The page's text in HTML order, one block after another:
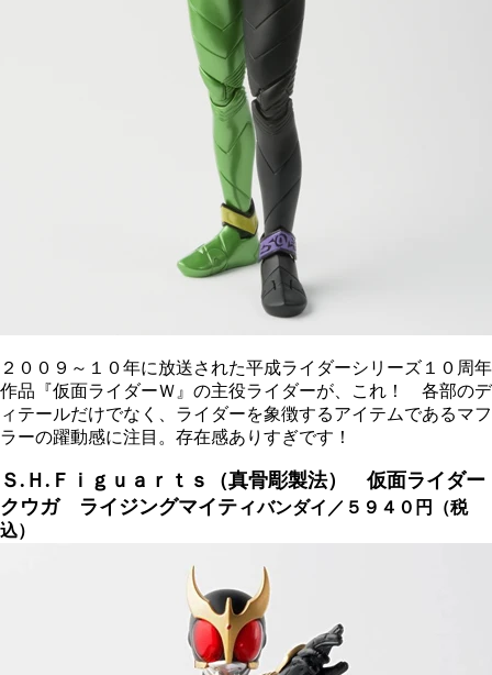
２００９～１０年に放送された平成ライダーシリーズ１０周年
作品『仮面ライダーＷ』の主役ライダーが、これ！ 各部のデ
ィテールだけでなく、ライダーを象徴するアイテムであるマフ
ラーの躍動感に注目。存在感ありすぎです！
Ｓ.Ｈ.Ｆｉｇｕａｒｔｓ（真骨彫製法）仮面ライダー
クウガ ライジングマイティバンダイ／５９４０円（税
込）